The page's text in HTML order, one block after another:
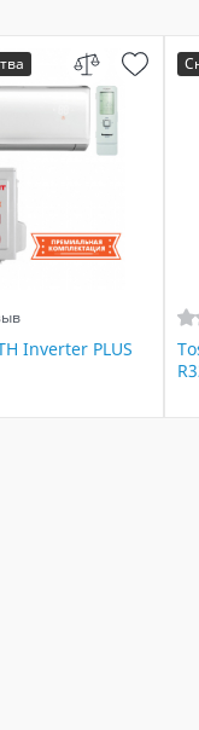
Inverter PLUS